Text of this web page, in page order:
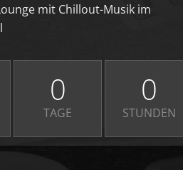
mit Chillout-Musik im
0
TAGE
0
STUNDEN